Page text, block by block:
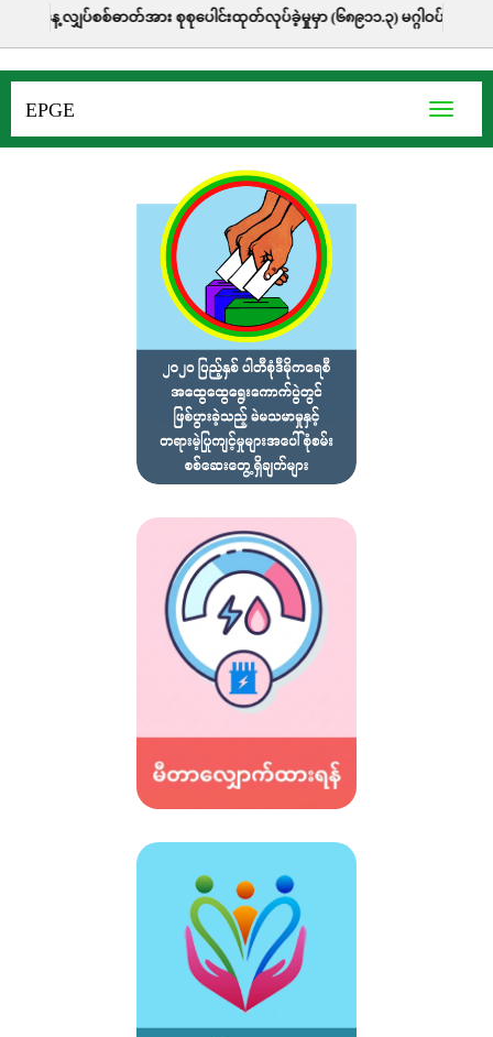
စုစုပေါင်းထုတ်လုပ်ခဲ့မှုမှာ (၆၈၉၁၁.၃) မဂ္ဂါဝပ်နာရီဖြစ်ပါသည်။
Toggle
EPGE